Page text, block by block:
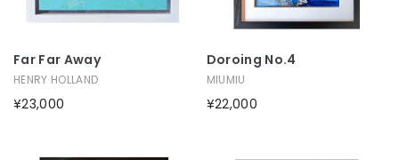
Far Far Away
HENRY HOLLAND
¥23,000
Doroing No.4
MIUMIU
¥22,000